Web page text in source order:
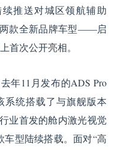
推送对城区领航辅助
两款全新品牌车型——启
首次公开亮相。
年11月发布的ADS Pro
统搭载了与旗舰版本
业首发的舱内激光视觉
车型陆续搭载。面对“高